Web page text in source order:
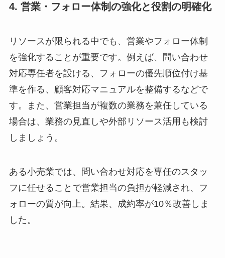
4. 営業・フォロー体制の強化と役割の明確化
リソースが限られる中でも、営業やフォロー体制
を強化することが重要です。例えば、問い合わせ
対応専任者を設ける、フォローの優先順位付け基
準を作る、顧客対応マニュアルを整備するなどで
す。また、営業担当が複数の業務を兼任している
場合は、業務の見直しや外部リソース活用も検討
しましょう。
ある小売業では、問い合わせ対応を専任のスタッ
フに任せることで営業担当の負担が軽減され、フ
ォローの質が向上。結果、成約率が10％改善しま
した。